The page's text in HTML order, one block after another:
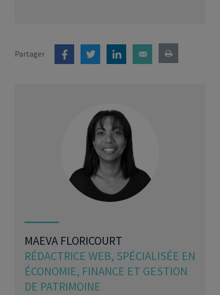
Partager
MAEVA FLORICOURT
RÉDACTRICE WEB, SPÉCIALISÉE EN
ÉCONOMIE, FINANCE ET GESTION
DE PATRIMOINE